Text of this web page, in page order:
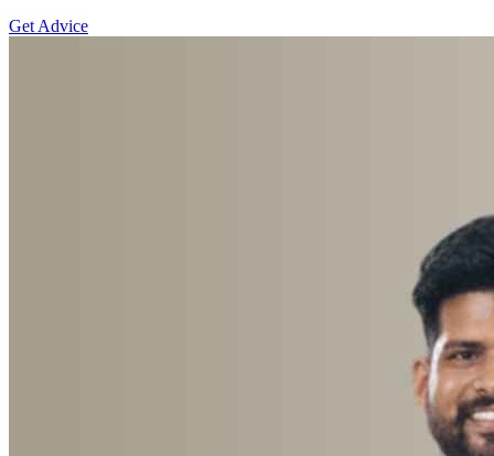
Get Advice